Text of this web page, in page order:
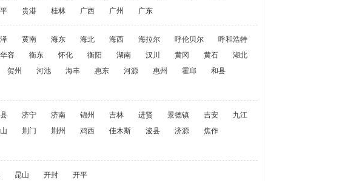
贵港 桂林 广西 广州 广东
黄南 海东 海北 海西 海拉尔 呼伦贝尔
呼和浩特
华容 衡东 怀化 衡阳 湖南 汉川 黄冈 黄石
湖北
贺州 河池 海丰 惠东 河源 惠州 霍邱
和县
济宁 济南 锦州 吉林 进贤 景德镇 吉安
九江
荆门 荆州 鸡西 佳木斯 浚县 济源
焦作
昆山 开封 开平